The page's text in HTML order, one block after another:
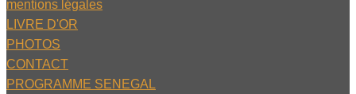
mentions légales
LIVRE D'OR
PHOTOS
CONTACT
PROGRAMME SENEGAL